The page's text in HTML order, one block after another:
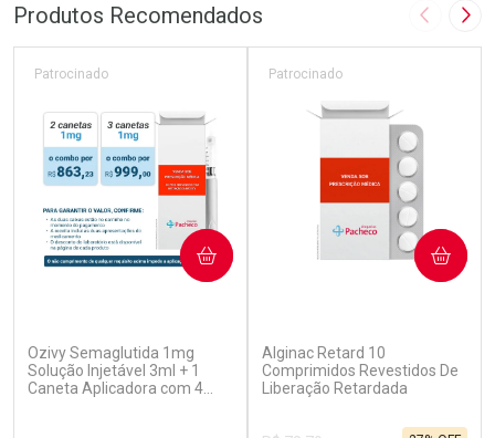
Produtos Recomendados Imagem
Ozivy Semaglutida 1mg
Solução Injetável 3ml + 1
Caneta Aplicadora com 4
Patrocinado
COMPRAR
Alginac Retard 10
Comprimidos Revestidos De
Liberação Retardada
Patrocinado
COMPRAR